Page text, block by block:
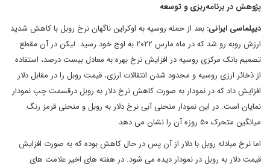
پژوهش در برنامه‌ریزی و توسعه
دیپلماسی ایرانی: بعد از حمله روسیه به اوکراین ناگهان نرخ روبل با کاهش شدید
ارزش روبه رو شد که در ماه مارس ۲۰۲۲ به اوج خود رسید. لیکن در آن مقطع
تصمیم بانک مرکزی روسیه در افزایش نرخ بهره به معادل بیست درصد، استفاده
از ذخائر ارزی روسیه و محدود شدن انتقالات ارزی، قیمت روبل را در مقابل دلار
افزایش داد که در نمودار به صورت کاهش نرخ دلار به روبل درقسمت چپ نمودار
نمایان است. در این نمودار منحنی آبی نرخ دلار به روبل و منحنی قرمز رنگ
میانگین متحرک ۵۰ روزه آن را نشان می دهد.
اما نرخ مبادله روبل با دلار از آن پس در حال کاهش بوده که به صورت افزایش
قیمت دلار به روبل در نمودار دیده می شود. در هفته های اخیر علامت های